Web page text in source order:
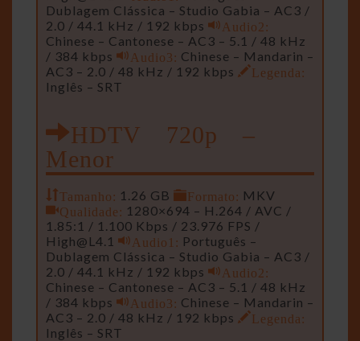
Dublagem Clássica – Studio Gabia – AC3 /
2.0 / 44.1 kHz / 192 kbps
Audio2:
Chinese – Cantonese – AC3 – 5.1 / 48 kHz
/ 384 kbps
Audio3: Chinese – Mandarin –
AC3 – 2.0 / 48 kHz / 192 kbps
Legenda:
Inglês – SRT
HDTV 720p –
Menor
Tamanho: 1.26 GB Formato: MKV
Qualidade: 1280×694 – H.264 / AVC /
1.85:1 / 1.100 Kbps / 23.976 FPS /
High@L4.1
Audio1: Português –
Dublagem Clássica – Studio Gabia – AC3 /
2.0 / 44.1 kHz / 192 kbps
Audio2:
Chinese – Cantonese – AC3 – 5.1 / 48 kHz
/ 384 kbps
Audio3: Chinese – Mandarin –
AC3 – 2.0 / 48 kHz / 192 kbps
Legenda:
Inglês – SRT